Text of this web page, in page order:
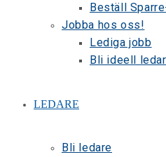
Beställ
Jobba hos oss!
Lediga jobb
Bli ideell
LEDARE
Bli ledare